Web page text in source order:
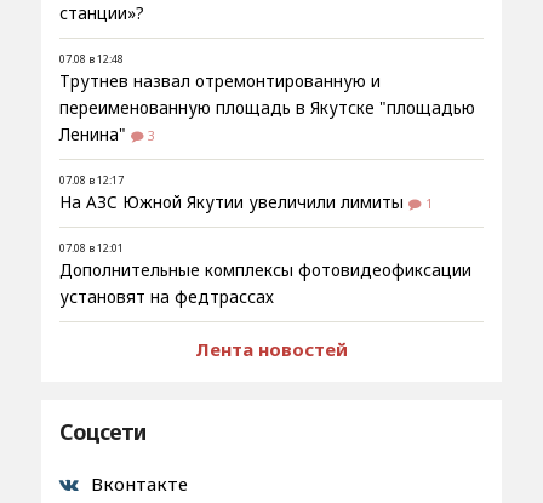
станции»?
07.08 в 12:48
Трутнев назвал отремонтированную и
переименованную площадь в Якутске "площадью
Ленина"
3
07.08 в 12:17
На АЗС Южной Якутии увеличили лимиты 1
07.08 в 12:01
Дополнительные комплексы фотовидеофиксации
установят на федтрассах
Лента новостей
Соцсети
Вконтакте